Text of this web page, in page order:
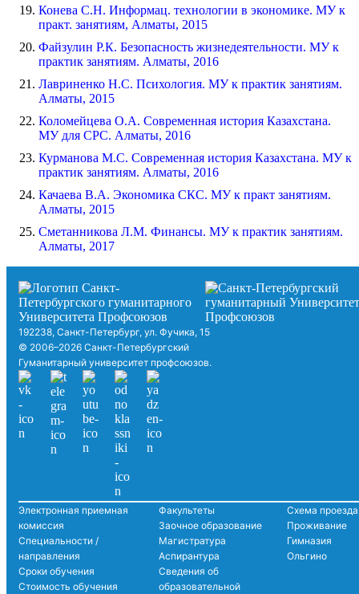
Конева С.Н. Информац. технологии в экономике. МУ к
практ. занятиям, Алматы, 2015
Файзулин Р.К. Безопасность жизнедеятельности. МУ к
практик занятиям. Алматы, 2016
Лавриненко Н.С. Психология. МУ к практик занятиям.
Алматы, 2015
Коломейцева О.А. Современная история Казахстана.
МУ для СРС. Алматы, 2016
Курманова М.С. Современная история Казахстана. МУ к
практик занятиям. Алматы, 2016
Качаева В.А. Экономика СКС. МУ к практ занятиям.
Алматы, 2015
Сметанникова Л.М. Финансы. МУ к практик занятиям.
Алматы, 2017
192238, Санкт-Петербург, ул. Фучика, 15
© 2006–2026 Санкт-Петербургский
Гуманитарный университет профсоюзов.
Электронная приемная
комиссия
Специальности /
направления
Сроки обучения
Стоимость обучения
Факультеты
Заочное образование
Магистратура
Аспирантура
Сведения об
образовательной
Схема проезда
Проживание
Гимназия
Ольгино